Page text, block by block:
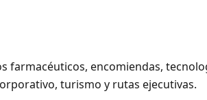
farmacéuticos, encomiendas,
turismo y rutas ejecutivas.